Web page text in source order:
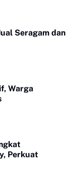
Seragam dan
Warga
Perkuat